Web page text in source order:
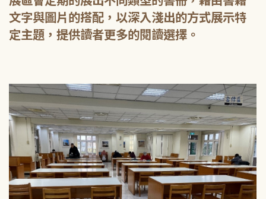
文字與圖片的搭配，以深入淺出的方式展示特
定主題，提供讀者更多的閱讀選擇。